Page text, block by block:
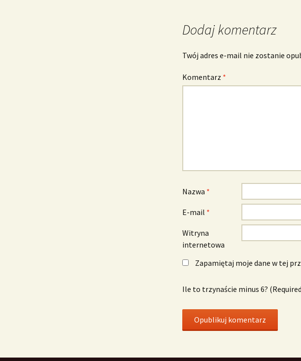
Dodaj komentarz
Twój adres e-mail nie zostanie
Komentarz *
Nazwa *
E-mail *
Witryna
internetowa
Zapamiętaj moje dane w tej
Ile to trzynaście minus 6?